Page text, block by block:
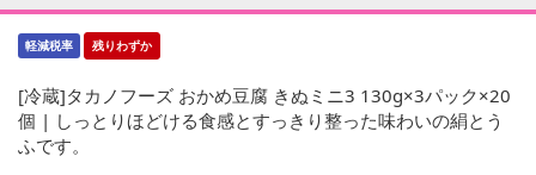
軽減税率 残りわずか
[冷蔵]タカノフーズ おかめ豆腐 きぬミニ3 130g×3パック×20
個 | しっとりほどける食感とすっきり整った味わいの絹とう
ふです。